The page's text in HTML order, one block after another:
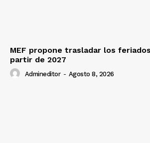
MEF propone trasladar los
partir de 2027
Admineditor - Agosto 8, 2026